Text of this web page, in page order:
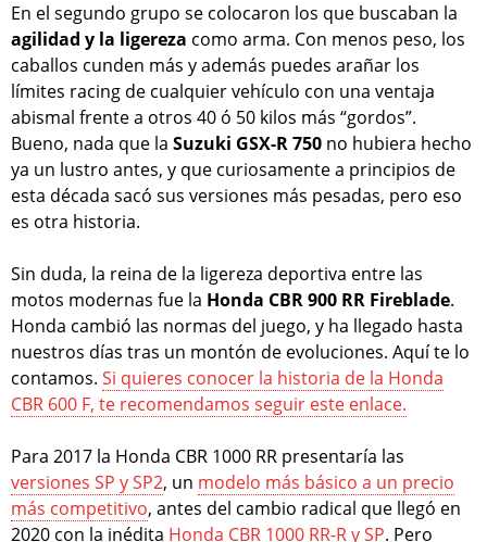
En el segundo grupo se colocaron los que buscaban la
agilidad y la ligereza como arma. Con menos peso, los
caballos cunden más y además puedes arañar los
límites racing de cualquier vehículo con una ventaja
abismal frente a otros 40 ó 50 kilos más “gordos”.
Bueno, nada que la Suzuki GSX-R 750 no hubiera hecho
ya un lustro antes, y que curiosamente a principios de
esta década sacó sus versiones más pesadas, pero eso
es otra historia.
Sin duda, la reina de la ligereza deportiva entre las
motos modernas fue la Honda CBR 900 RR Fireblade.
Honda cambió las normas del juego, y ha llegado hasta
nuestros días tras un montón de evoluciones. Aquí te lo
contamos. Si quieres conocer la historia de la Honda
CBR 600 F, te recomendamos seguir este enlace.
Para 2017 la Honda CBR 1000 RR presentaría las
versiones SP y SP2, un modelo más básico a un precio
más competitivo, antes del cambio radical que llegó en
2020 con la inédita Honda CBR 1000 RR-R y SP. Pero